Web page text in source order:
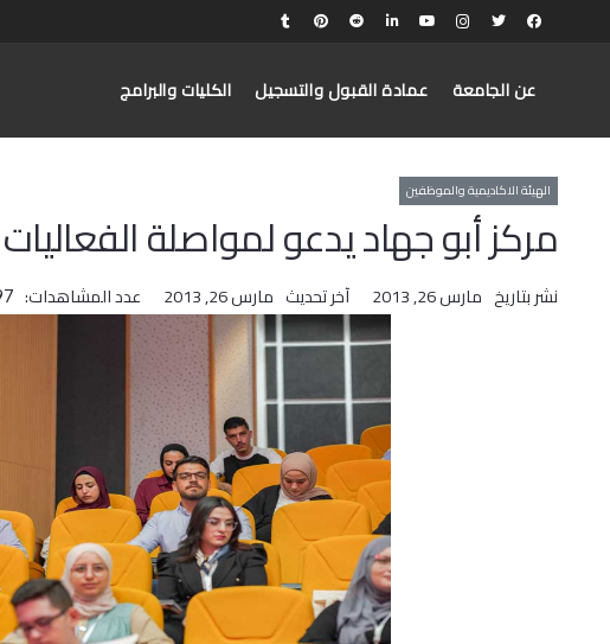
عن الجامعة عمادة القبول والتسجيل الكليات والبرامج
الهيئة الاكاديمية والموظفين
مركز أبو جهاد يدعو لمواصلة
نشر بتاريخ مارس 26, 2013 آخر تحديث مارس 26, 2013 عدد المشاهدات: